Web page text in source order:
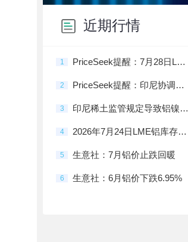
近期行情
1 PriceSeek提醒：7月28日LME有色金属库存变动情况
2 PriceSeek提醒：印尼协调解决矿产品出口受阻问题
3 印尼稀土监管规定导致铝镍出口延迟
4 2026年7月24日LME铝库存272775公吨
5 生意社：7月铝价止跌回暖
6 生意社：6月铝价下跌6.95%